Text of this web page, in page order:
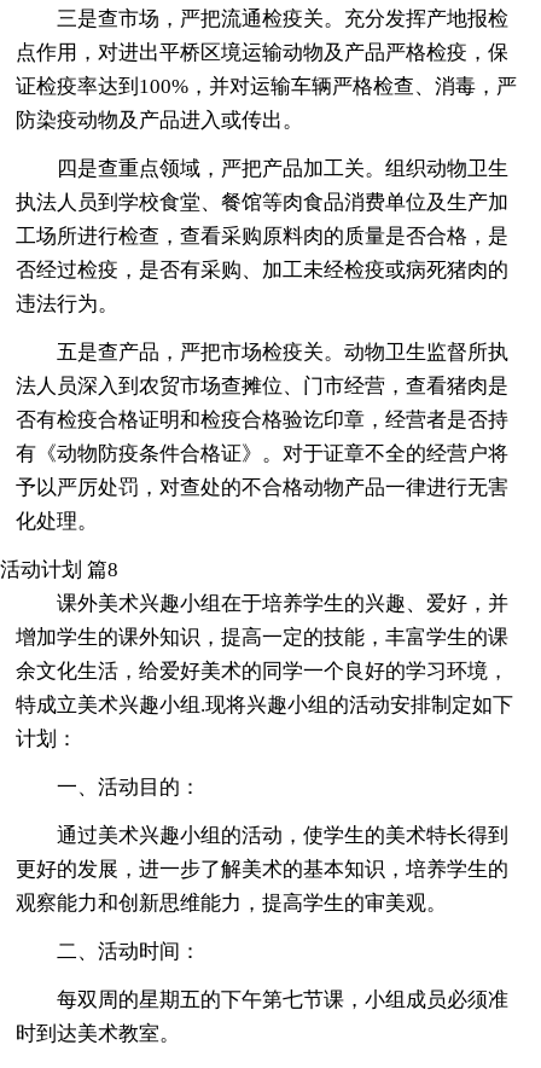
三是查市场，严把流通检疫关。充分发挥产地报检
点作用，对进出平桥区境运输动物及产品严格检疫，保
证检疫率达到100%，并对运输车辆严格检查、消毒，严
防染疫动物及产品进入或传出。
四是查重点领域，严把产品加工关。组织动物卫生
执法人员到学校食堂、餐馆等肉食品消费单位及生产加
工场所进行检查，查看采购原料肉的质量是否合格，是
否经过检疫，是否有采购、加工未经检疫或病死猪肉的
违法行为。
五是查产品，严把市场检疫关。动物卫生监督所执
法人员深入到农贸市场查摊位、门市经营，查看猪肉是
否有检疫合格证明和检疫合格验讫印章，经营者是否持
有《动物防疫条件合格证》。对于证章不全的经营户将
予以严厉处罚，对查处的不合格动物产品一律进行无害
化处理。
活动计划 篇8
课外美术兴趣小组在于培养学生的兴趣、爱好，并
增加学生的课外知识，提高一定的技能，丰富学生的课
余文化生活，给爱好美术的同学一个良好的学习环境，
特成立美术兴趣小组.现将兴趣小组的活动安排制定如下
计划：
一、活动目的：
通过美术兴趣小组的活动，使学生的美术特长得到
更好的发展，进一步了解美术的基本知识，培养学生的
观察能力和创新思维能力，提高学生的审美观。
二、活动时间：
每双周的星期五的下午第七节课，小组成员必须准
时到达美术教室。